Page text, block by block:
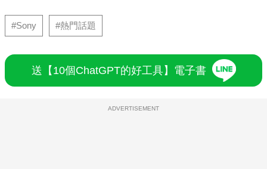
#Sony #熱門話題
送【10個ChatGPT的好工具】電子書
ADVERTISEMENT